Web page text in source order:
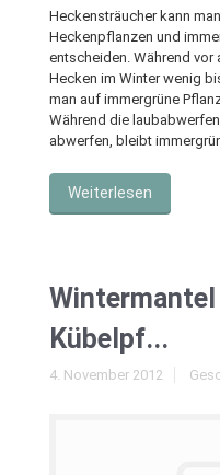
Heckensträucher kann
Heckenpflanzen und
entscheiden. Während
Hecken im Winter wenig
man auf immergrüne
Während die
abwerfen, bleibt
Weiterlesen
Kübelpf...
4. November 2012